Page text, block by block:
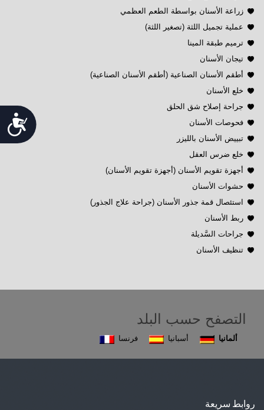
Accessibility
زراعة الأسنان بواسطة الطعم العظمي
عملية تجميل اللثة (تصغير اللثة)
ترميم طبقة المينا
تيجان الأسنان
أطقم الأسنان الصناعية (أطقم الأسنان الصناعية)
خلع الأسنان
جراحة إصلاح شق الحلق
فحوصات الأسنان
تبييض الأسنان بالليزر
خلع ضرس العقل
أجهزة تقويم الأسنان (أجهزة تقويم الأسنان)
حشوات الأسنان
استئصال قمة جذور الأسنان (جراحة علاج الجذور)
ربط الأسنان
جراحات السَّديلة
تنظيف الأسنان
التصفح حسب البلد
ألمانيا أسبانيا فرنسا
روابط سريعة